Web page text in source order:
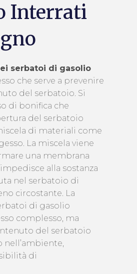
Interrati
serbatoi di gasolio
che serve a prevenire
del serbatoio. Si
di bonifica che
del serbatoio
di materiali come
La miscela viene
una membrana
alla sostanza
nel serbatoio di
circostante. La
di gasolio
complesso, ma
del serbatoio
nell’ambiente,
di